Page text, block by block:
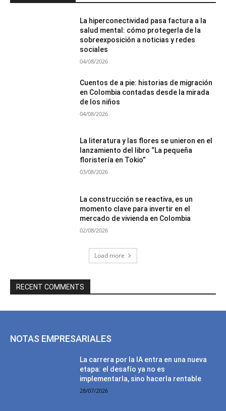
La hiperconectividad pasa factura a la
salud mental: cómo protegerla de la
sobreexposición a noticias y redes
sociales
04/08/2026
Cuentos de a pie: historias de migración
en Colombia contadas desde la mirada
de los niños
04/08/2026
La literatura y las flores se unieron en el
lanzamiento del libro “La pequeña
floristería en Tokio”
03/08/2026
La construcción se reactiva, es un
momento clave para invertir en el
mercado de vivienda en Colombia
02/08/2026
Load more
RECENT COMMENTS
NOTAS EMPRESARIALES
La carrera por la IA entra en una nueva
etapa: el desafío ya no es
implementarla, sino hacerla rentable
28/07/2026